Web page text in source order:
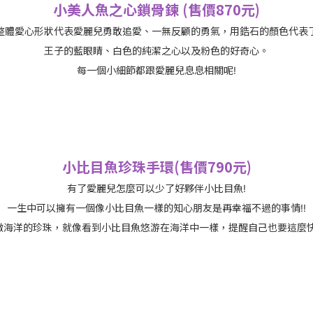
小美人魚之心鎖骨鍊 (售價870元)
體愛心形狀代表愛麗兒勇敢追愛、一無反顧的勇氣，用鋯石的顏色代表
王子的藍眼睛、白色的純潔之心以及粉色的好奇心。
每一個小細節都跟愛麗兒息息相關呢!
小比目魚珍珠手環(售價790元)
有了愛麗兒怎麼可以少了好夥伴小比目魚!
一生中可以擁有一個像小比目魚一樣的知心朋友是再幸福不過的事情!!
海洋的珍珠，就像看到小比目魚悠游在海洋中一樣，提醒自己也要這麼